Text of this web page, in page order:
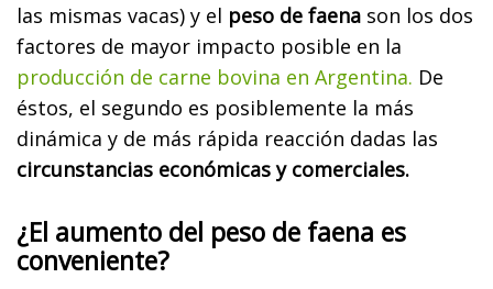
las mismas vacas) y el peso de faena son los dos
factores de mayor impacto posible en la
producción de carne bovina en Argentina. De
éstos, el segundo es posiblemente la más
dinámica y de más rápida reacción dadas las
circunstancias económicas y comerciales.
¿El aumento del peso de faena es
conveniente?